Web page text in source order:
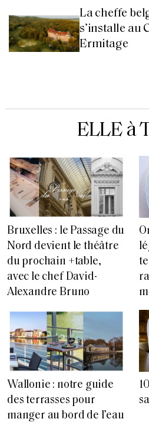
La cheffe
s’installe au
Ermitage
ELLE à
Bruxelles : le Passage du
Nord devient le théâtre
du prochain +table,
avec le chef David-
Alexandre Bruno
Wallonie : notre guide
des terrasses pour
manger au bord de l’eau